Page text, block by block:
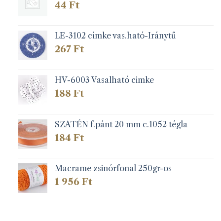
44 Ft
LE-3102 címke vas.ható-Iránytű
267 Ft
HV-6003 Vasalható cimke
188 Ft
SZATÉN f.pánt 20 mm c.1052 tégla
184 Ft
Macrame zsinórfonal 250gr-os
1 956 Ft